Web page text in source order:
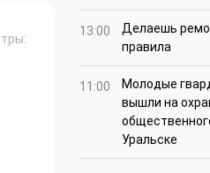
13:00
Делаешь
правила
11:00
Молодые
вышли на
Уральске